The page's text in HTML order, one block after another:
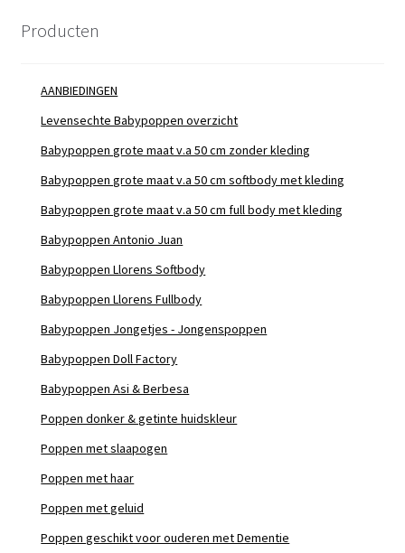
Producten
AANBIEDINGEN
Levensechte Babypoppen overzicht
Babypoppen grote maat v.a 50 cm zonder kleding
Babypoppen grote maat v.a 50 cm softbody met kleding
Babypoppen grote maat v.a 50 cm full body met kleding
Babypoppen Antonio Juan
Babypoppen Llorens Softbody
Babypoppen Llorens Fullbody
Babypoppen Jongetjes - Jongenspoppen
Babypoppen Doll Factory
Babypoppen Asi & Berbesa
Poppen donker & getinte huidskleur
Poppen met slaapogen
Poppen met haar
Poppen met geluid
Poppen geschikt voor ouderen met Dementie